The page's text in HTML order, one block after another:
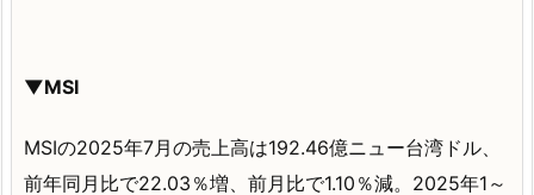
▼MSI
MSIの2025年7月の売上高は192.46億ニュー台湾ドル、
前年同月比で22.03％増、前月比で1.10％減。2025年1～